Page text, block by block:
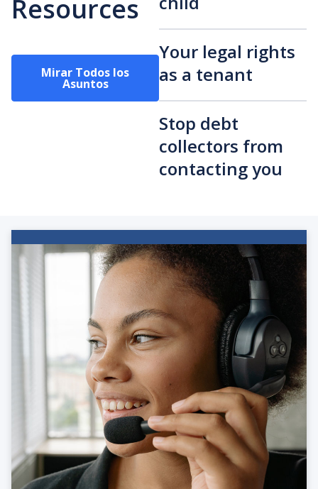
Resources
Mirar Todos los
Asuntos
Your legal rights
as a tenant
Stop debt
collectors from
contacting you